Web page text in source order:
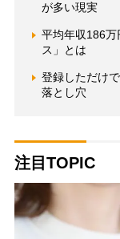
が多い現実
平均年収186万
ス」とは
登録しただけ
落とし穴
注目TOPIC